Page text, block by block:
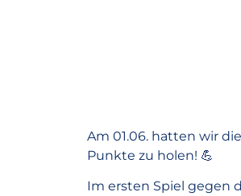
Am 01.06. hatten wir
Punkte zu holen! 💪
Im ersten Spiel gegen